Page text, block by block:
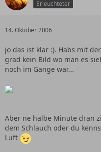
Erleuchteter
14. Oktober 2006
jo das ist klar :). Habs mit
grad kein Bild wo man es
noch im Gange war...
Aber ne halbe Minute dran
dem Schlauch oder du
Luft